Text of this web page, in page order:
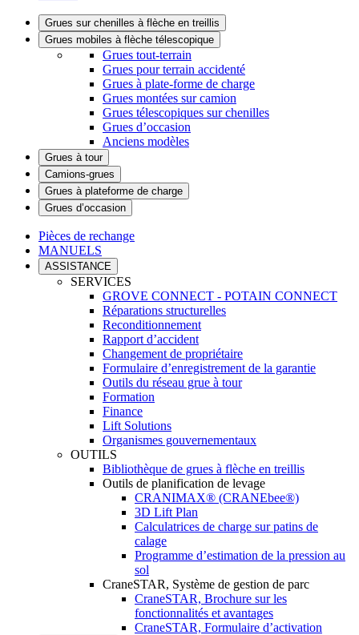
Grues sur chenilles à flèche en treillis
Grues mobiles à flèche télescopique
Grues tout-terrain
Grues pour terrain accidenté
Grues à plate-forme de charge
Grues montées sur camion
Grues télescopiques sur chenilles
Grues d’occasion
Anciens modèles
Grues à tour
Camions-grues
Grues à plateforme de charge
Grues d’occasion
Pièces de rechange
MANUELS
ASSISTANCE
SERVICES
GROVE CONNECT - POTAIN CONNECT
Réparations structurelles
Reconditionnement
Rapport d’accident
Changement de propriétaire
Formulaire d’enregistrement de la garantie
Outils du réseau grue à tour
Formation
Finance
Lift Solutions
Organismes gouvernementaux
OUTILS
Bibliothèque de grues à flèche en treillis
Outils de planification de levage
CRANIMAX® (CRANEbee®)
3D Lift Plan
Calculatrices de charge sur patins de
calage
Programme d’estimation de la pression au
sol
CraneSTAR, Système de gestion de parc
CraneSTAR, Brochure sur les
fonctionnalités et avantages
CraneSTAR, Formulaire d’activation